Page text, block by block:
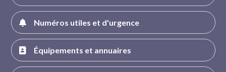
Numéros utiles et d'urgence
Équipements et annuaires